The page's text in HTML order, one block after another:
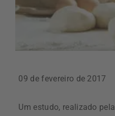
09 de fevereiro de 2017
Um estudo, realizado